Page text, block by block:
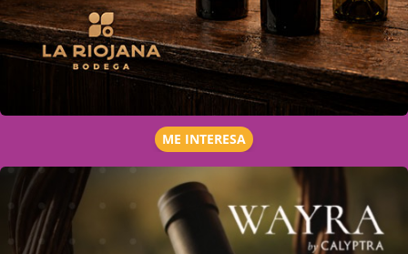
ME INTERESA